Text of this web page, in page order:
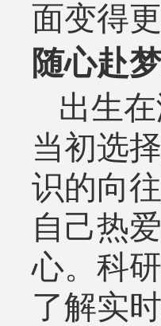
面变得
随心赴
出生
当初选
识的向
自己热
心。科
了解实